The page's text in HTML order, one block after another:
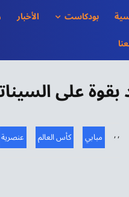
بودكاست الأخبار
بقوة على
عنصرية , كأس العالم , مبابي